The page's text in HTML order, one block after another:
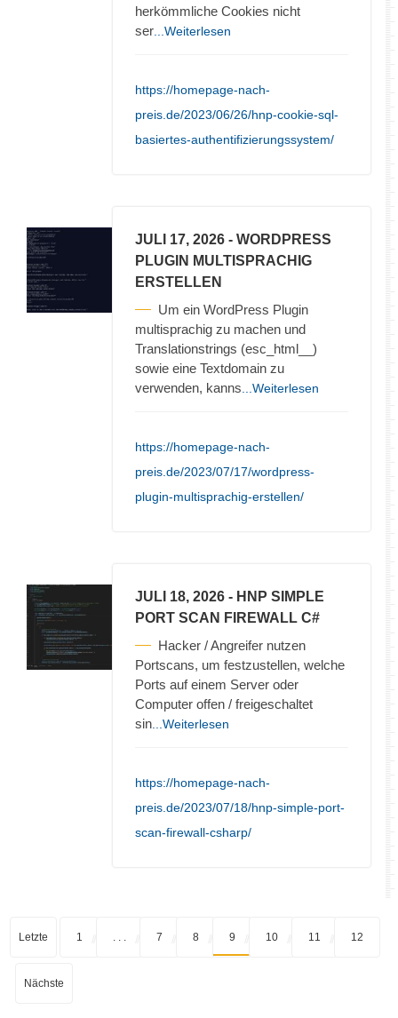
herkömmliche Cookies nicht
ser ...Weiterlesen
https://homepage-nach-
preis.de/2023/06/26/hnp-cookie-sql-
basiertes-authentifizierungssystem/
JULI 17, 2026 - WORDPRESS
PLUGIN MULTISPRACHIG
ERSTELLEN
Um ein WordPress Plugin
multisprachig zu machen und
Translationstrings (esc_html__)
sowie eine Textdomain zu
verwenden, kanns ...Weiterlesen
https://homepage-nach-
preis.de/2023/07/17/wordpress-
plugin-multisprachig-erstellen/
JULI 18, 2026 - HNP SIMPLE
PORT SCAN FIREWALL C#
Hacker / Angreifer nutzen
Portscans, um festzustellen, welche
Ports auf einem Server oder
Computer offen / freigeschaltet
sin ...Weiterlesen
https://homepage-nach-
preis.de/2023/07/18/hnp-simple-port-
scan-firewall-csharp/
Letzte 1 7 8 9 10 11 12
Nächste